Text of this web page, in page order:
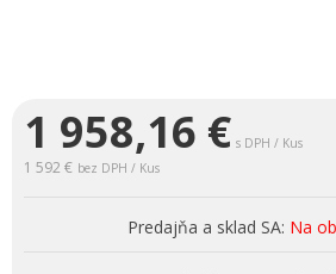
1 958,16 € s DPH / Kus
1 592 € bez DPH / Kus
Predajňa a sklad SA: Na